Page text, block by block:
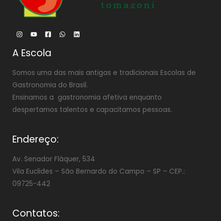
A Escola
Somos uma das mais antigas e tradicionais Escolas de
Gastronomia do Brasil.
Ensinamos a gastronomia afetiva enquanto
despertamos talentos e capacitamos pessoas.
Endereço:
Av. Senador Fláquer, 534
Vila Euclides – São Bernardo do Campo – SP – CEP.:
09725-442
Contatos: